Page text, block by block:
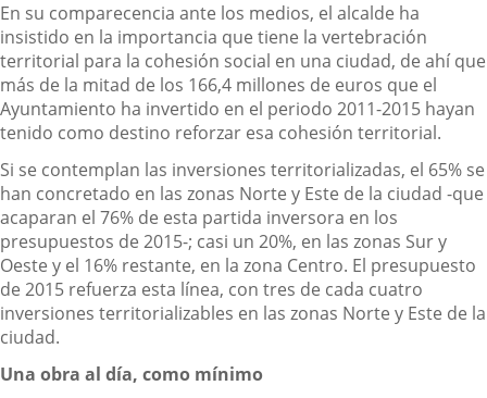
En su comparecencia ante los medios, el alcalde ha
insistido en la importancia que tiene la vertebración
territorial para la cohesión social en una ciudad, de ahí que
más de la mitad de los 166,4 millones de euros que el
Ayuntamiento ha invertido en el periodo 2011-2015 hayan
tenido como destino reforzar esa cohesión territorial.
Si se contemplan las inversiones territorializadas, el 65% se
han concretado en las zonas Norte y Este de la ciudad -que
acaparan el 76% de esta partida inversora en los
presupuestos de 2015-; casi un 20%, en las zonas Sur y
Oeste y el 16% restante, en la zona Centro. El presupuesto
de 2015 refuerza esta línea, con tres de cada cuatro
inversiones territorializables en las zonas Norte y Este de la
ciudad.
Una obra al día, como mínimo